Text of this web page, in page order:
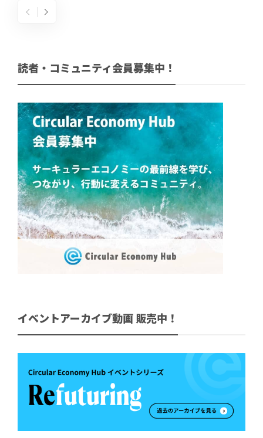
読者・コミュニティ会員募集中！
イベントアーカイブ動画 販売中！